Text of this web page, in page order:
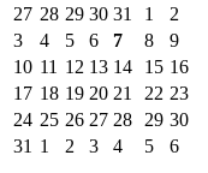
27 28 29 30 31 1
2
3
4 5 6 7 8
9
10 11 12 13 14 15 16
17 18 19 20 21 22 23
24 25 26 27 28 29 30
31 1 2 3 4 5 6